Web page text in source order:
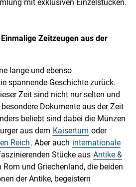
mit exklusiven Einzelstücken.
Zeitzeugen aus der
lange und ebenso
spannende Geschichte zurück.
Zeit sind nicht nur selten und
Dokumente aus der Zeit
beliebt sind dabei die Münzen
aus dem Kaisertum oder
Reich. Aber auch internationale
Stücke aus Antike &
Rom und Griechenland, die beiden
der Antike, begeistern